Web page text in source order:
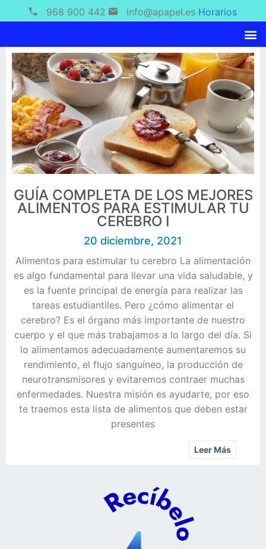
968 900 442 info@apapel.es Horarios
GUÍA COMPLETA DE LOS MEJORES
ALIMENTOS PARA ESTIMULAR TU
CEREBRO I
20 diciembre, 2021
Alimentos para estimular tu cerebro La alimentación
es algo fundamental para llevar una vida saludable, y
es la fuente principal de energía para realizar las
tareas estudiantiles. Pero ¿cómo alimentar el
cerebro? Es el órgano más importante de nuestro
cuerpo y el que más trabajamos a lo largo del día. Si
lo alimentamos adecuadamente aumentaremos su
rendimiento, el flujo sanguíneo, la producción de
neurotransmisores y evitaremos contraer muchas
enfermedades. Nuestra misión es ayudarte, por eso
te traemos esta lista de alimentos que deben estar
presentes
Leer Más